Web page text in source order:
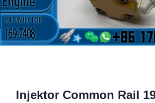
Injektor Common Rail